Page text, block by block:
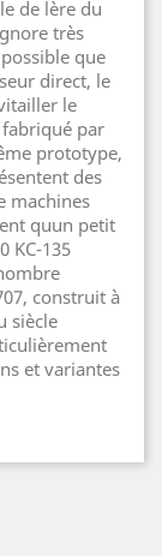
de lère du
très
que
direct, le
le
par
prototype,
des
machines
quun petit
KC-135
construit à
siècle
et variantes